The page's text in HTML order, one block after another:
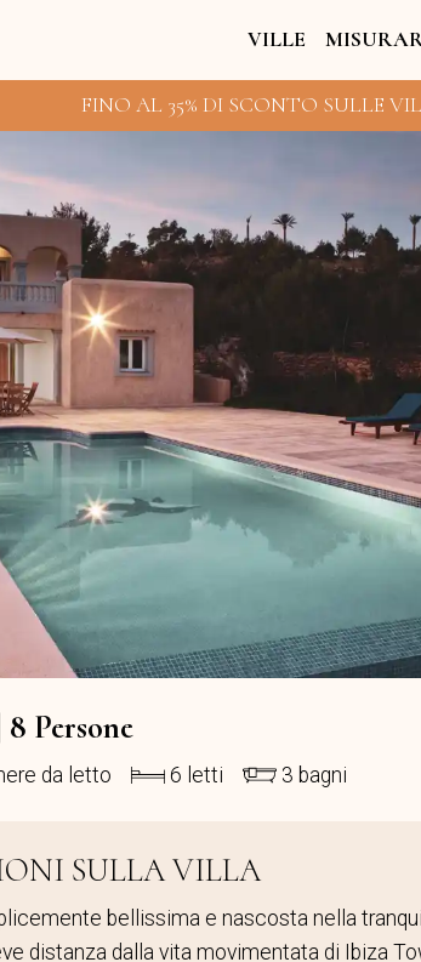
VILLE
FINO AL 35% DI SCONTO SULLE
8 Persone
da letto 6 letti 3 bagni
SULLA VILLA
bellissima e nascosta nella
distanza dalla vita movimentata di Ibiza